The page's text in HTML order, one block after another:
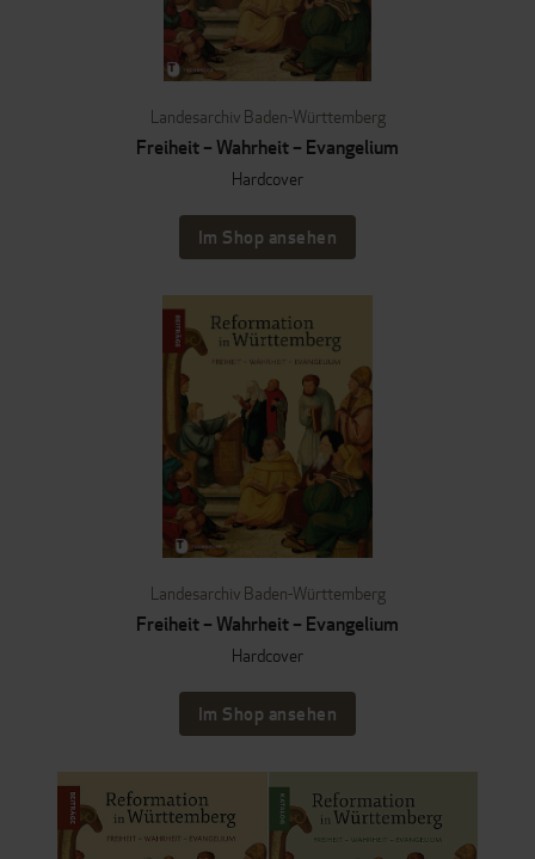
Landesarchiv Baden-Württemberg
Freiheit – Wahrheit – Evangelium
Hardcover
Im Shop ansehen
Landesarchiv Baden-Württemberg
Freiheit – Wahrheit – Evangelium
Hardcover
Im Shop ansehen